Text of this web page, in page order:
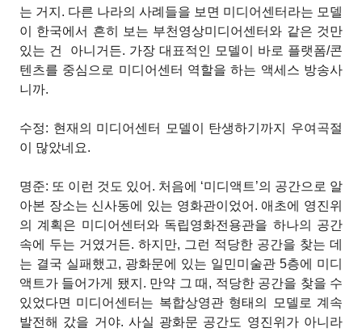
는 거지. 다른 나라의 사례들을 보면 미디어센터라는 모델
이 한국에서 흔히 보는 부천영상미디어센터와 같은 것만
있는 건
아니거든. 가장 대표적인 모델이 바로 플랫폼/콘
텐츠를 중심으로 미디어센터 역할을 하는 액세스 방송사
니까.
수정: 현재의 미디어센터 모델이 탄생하기까지 우여곡절
이 많았네요.
명준: 또 이런 것도 있어. 처음에 ‘미디액트’의 공간으로 알
아본 장소는 신사동에 있는 영화관이었어. 애초에 영진위
의 계획은 미디어센터와 독립영화전용관을 하나의 공간
속에 두는 거였거든. 하지만, 그런 적당한 공간을 찾는 데
는 결국 실패했고, 광화문에 있는 일민미술관 5층에 미디
액트가 들어가게 됐지. 만약 그 때, 적당한 공간을 찾을 수
있었다면 미디어센터는 복합상영관 형태의 모델로 계속
발전해 갔을 거야. 사실 광화문 공간도 영진위가 아니라